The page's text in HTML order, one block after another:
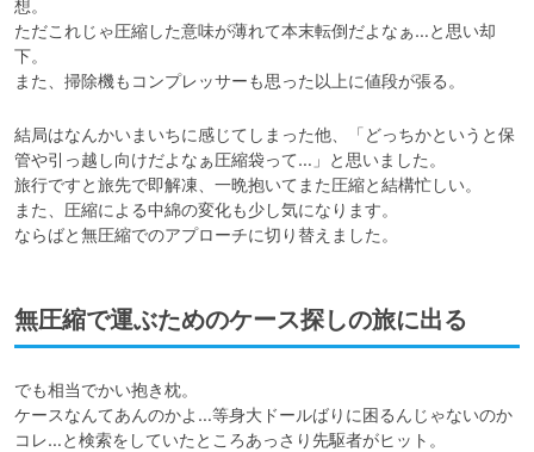
想。
ただこれじゃ圧縮した意味が薄れて本末転倒だよなぁ…と思い却
下。
また、掃除機もコンプレッサーも思った以上に値段が張る。
結局はなんかいまいちに感じてしまった他、「どっちかというと保
管や引っ越し向けだよなぁ圧縮袋って…」と思いました。
旅行ですと旅先で即解凍、一晩抱いてまた圧縮と結構忙しい。
また、圧縮による中綿の変化も少し気になります。
ならばと無圧縮でのアプローチに切り替えました。
無圧縮で運ぶためのケース探しの旅に出る
でも相当でかい抱き枕。
ケースなんてあんのかよ…等身大ドールばりに困るんじゃないのか
コレ…と検索をしていたところあっさり先駆者がヒット。